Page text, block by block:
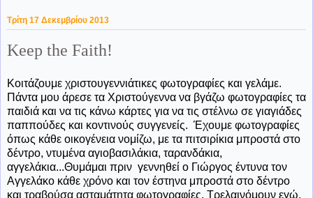
Τρίτη 17 Δεκεμβρίου 2013
Keep the Faith!
Κοιτάζουμε χριστουγεννιάτικες φωτογραφίες και γελάμε.
Πάντα μου άρεσε τα Χριστούγεννα να βγάζω φωτογραφίες τα
παιδιά και να τις κάνω κάρτες για να τις στέλνω σε γιαγιάδες
παππούδες και κοντινούς συγγενείς. Έχουμε φωτογραφίες
όπως κάθε οικογένεια νομίζω, με τα πιτσιρίκια μπροστά στο
δέντρο, ντυμένα αγιοβασιλάκια, ταρανδάκια,
αγγελάκια...Θυμάμαι πριν γεννηθεί ο Γιώργος έντυνα τον
Αγγελάκο κάθε χρόνο και τον έστηνα μπροστά στο δέντρο
και τραβούσα ασταμάτητα φωτογραφίες. Τρελαινόμουν εγώ,